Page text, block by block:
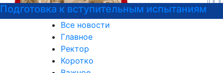
Детали программы
Все новости
Главное
Ректор
Коротко